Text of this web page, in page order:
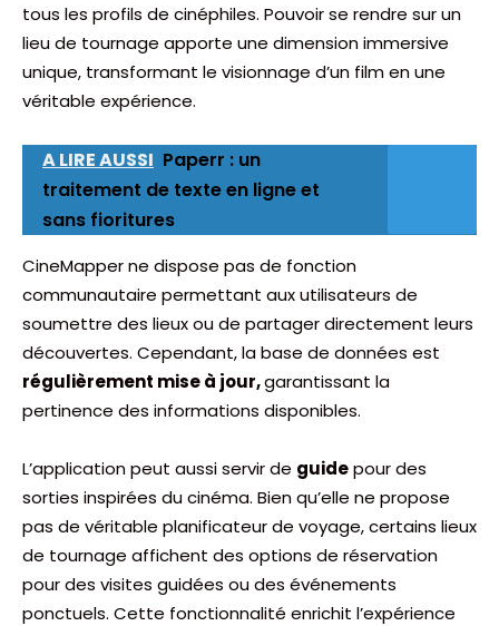
tous les profils de cinéphiles. Pouvoir se rendre sur un
lieu de tournage apporte une dimension immersive
unique, transformant le visionnage d’un film en une
véritable expérience.
A LIRE AUSSI Paperr : un
traitement de texte en ligne et
sans fioritures
CineMapper ne dispose pas de fonction
communautaire permettant aux utilisateurs de
soumettre des lieux ou de partager directement leurs
découvertes. Cependant, la base de données est
régulièrement mise à jour,garantissant la
pertinence des informations disponibles.
L’application peut aussi servir de guidepour des
sorties inspirées du cinéma. Bien qu’elle ne propose
pas de véritable planificateur de voyage, certains lieux
de tournage affichent des options de réservation
pour des visites guidées ou des événements
ponctuels. Cette fonctionnalité enrichit l’expérience